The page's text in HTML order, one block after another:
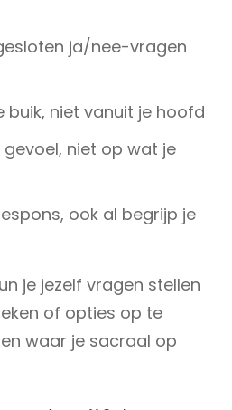
ja/nee-vragen
buik, niet vanuit je hoofd
niet op wat je
ook al begrijp je
je jezelf vragen stellen
of opties op te
waar je sacraal op